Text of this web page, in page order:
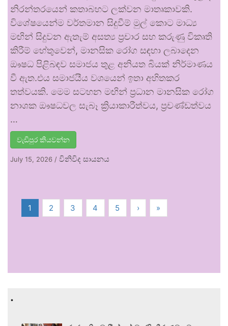
නිරන්තරයෙන් කතාබහට ලක්වන මාතෘකාවකි.
විශේෂයෙන්ම වර්තමාන සිදුවීම් මුල් කොට මාධ්‍ය
මඟින් සිදුවන ඇතැම් අසත්‍ය ප්‍රචාර සහ කරුණු විකෘති
කිරීම් හේතුවෙන්, මානසික රෝග සඳහා ලබාදෙන
ඖෂධ පිළිබඳව සමාජය තුළ අනියත බියක් නිර්මාණය
වී ඇත.එය සමාජයීය වශයෙන් ඉතා අහිතකර
තත්වයකි. මෙම සටහන මඟින් ප්‍රධාන මානසික රෝග
නාශක ඖෂධවල සැබෑ ක්‍රියාකාරීත්වය, ප්‍රචණ්ඩත්වය
…
වැඩිපුර කියවන්න
July 15, 2026 / විනිවිද සායනය
1 2 3 4 5 › »
.